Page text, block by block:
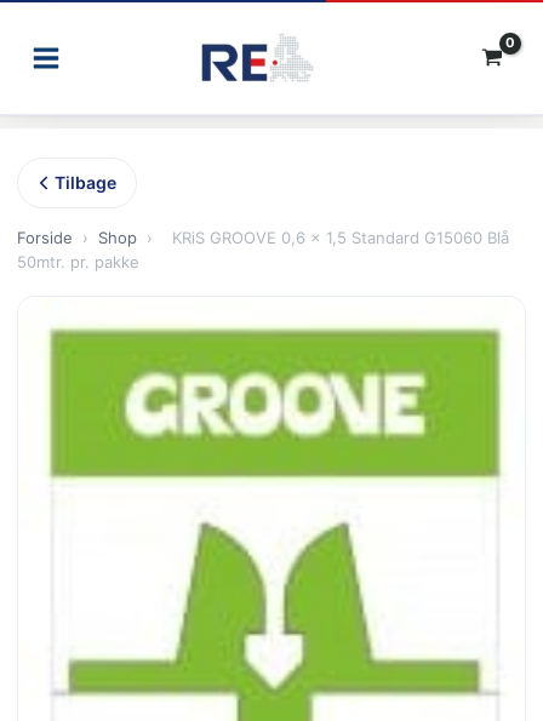
Tilbage
Forside › Shop ›
KRiS GROOVE 0,6 x 1,5 Standard G15060 Blå
50mtr. pr. pakke